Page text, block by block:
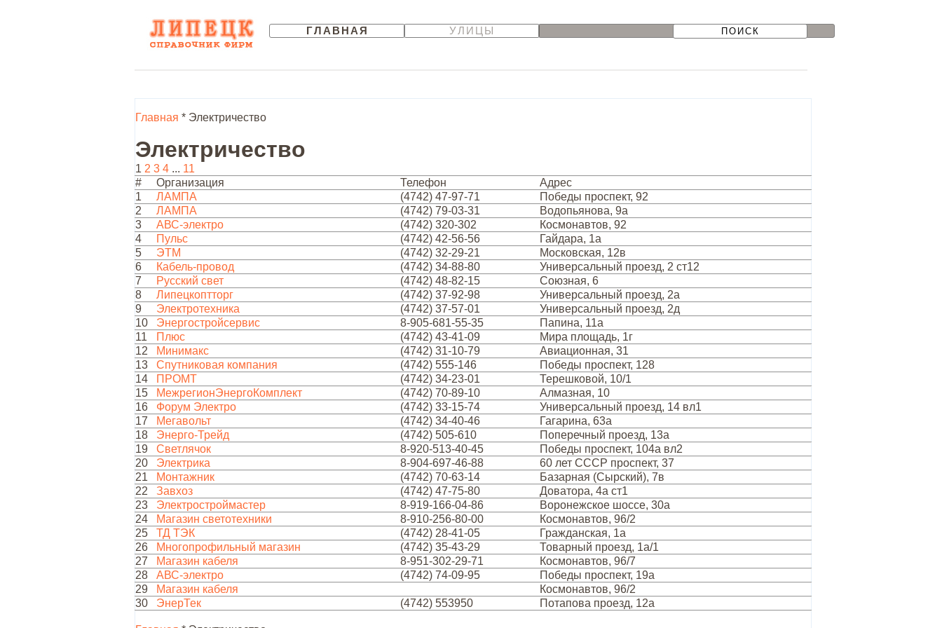
ГЛАВНАЯ УЛИЦЫ
Главная * Электричество
Электричество
1 2 3 4 ... 11
#
Организация Телефон
Адрес
1
ЛАМПА (4742) 47-97-71
Победы проспект, 92
2
ЛАМПА (4742) 79-03-31
Водопьянова, 9а
3
АВС-электро (4742) 320-302
Космонавтов, 92
4
Пульс (4742) 42-56-56
Гайдара, 1а
5
ЭТМ (4742) 32-29-21
Московская, 12в
6
Кабель-провод (4742) 34-88-80
Универсальный проезд, 2 ст12
7
Русский свет (4742) 48-82-15
Союзная, 6
8
Липецкоптторг (4742) 37-92-98
Универсальный проезд, 2а
9
Электротехника (4742) 37-57-01
Универсальный проезд, 2д
10
Энергостройсервис 8-905-681-55-35
Папина, 11а
11
Плюс (4742) 43-41-09
Мира площадь, 1г
12
Минимакс (4742) 31-10-79
Авиационная, 31
13
Спутниковая компания (4742) 555-146
Победы проспект, 128
14
ПРОМТ (4742) 34-23-01
Терешковой, 10/1
15
МежрегионЭнергоКомплект (4742) 70-89-10
Алмазная, 10
16
Форум Электро (4742) 33-15-74
Универсальный проезд, 14 вл1
17
Мегавольт (4742) 34-40-46
Гагарина, 63а
18
Энерго-Трейд (4742) 505-610
Поперечный проезд, 13а
19
Светлячок 8-920-513-40-45
Победы проспект, 104а вл2
20
Электрика 8-904-697-46-88
60 лет СССР проспект, 37
21
Монтажник (4742) 70-63-14
Базарная (Сырский), 7в
22
Завхоз (4742) 47-75-80
Доватора, 4а ст1
23
Электростроймастер 8-919-166-04-86
Воронежское шоссе, 30а
24
Магазин светотехники 8-910-256-80-00
Космонавтов, 96/2
25
ТД ТЭК (4742) 28-41-05
Гражданская, 1а
26
Многопрофильный магазин (4742) 35-43-29
Товарный проезд, 1а/1
27
Магазин кабеля 8-951-302-29-71
Космонавтов, 96/7
28
АВС-электро (4742) 74-09-95
Победы проспект, 19а
29
Магазин кабеля
Космонавтов, 96/2
30
ЭнерТек (4742) 553950 Потапова проезд, 12а